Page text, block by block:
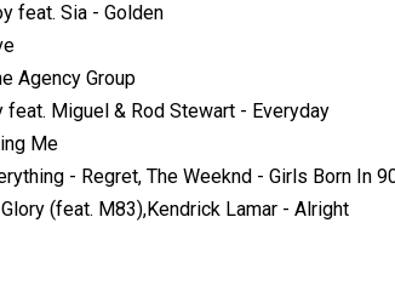
feat. Sia - Golden
Agency Group
feat. Miguel & Rod Stewart - Everyday
Me
- Regret, The Weeknd - Girls Born In
(feat. M83),Kendrick Lamar - Alright